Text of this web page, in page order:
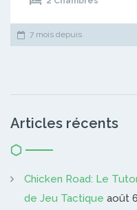
7 mois depuis
Articles récents
Chicken Road: Le
de Jeu Tactique août